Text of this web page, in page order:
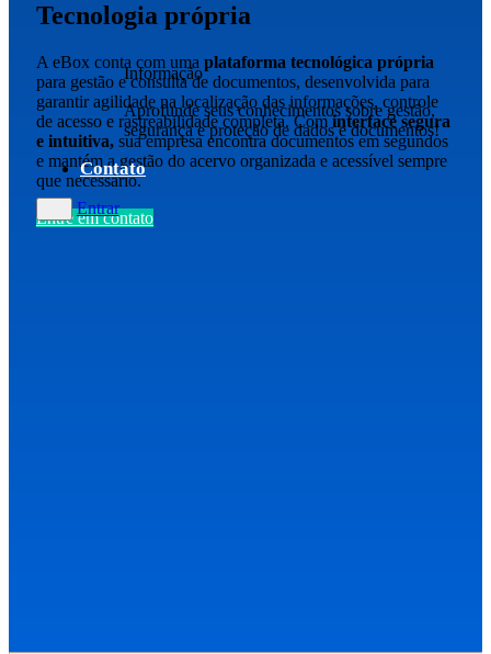
Informação
Aprofunde seus conhecimentos sobre gestão,
segurança e proteção de dados e documentos!
Contato
Entrar
Tecnologia própria
A eBox conta com uma plataforma tecnológica própria
para gestão e consulta de documentos, desenvolvida para
garantir agilidade na localização das informações, controle
de acesso e rastreabilidade completa. Cominterface segura
e intuitiva, sua empresa encontra documentos em segundos
e mantém a gestão do acervo organizada e acessível sempre
que necessário.
Entre em contato